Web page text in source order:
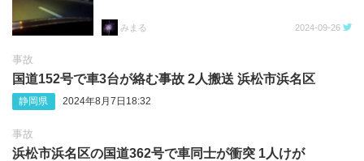
みまる 2024-09-26
事故
国道152号で車3台が絡む事故 2人搬送 浜松市浜名区
静岡県 2024年8月7日18:32
事故
浜松市浜名区の国道362号で車同士が衝突 1人けが